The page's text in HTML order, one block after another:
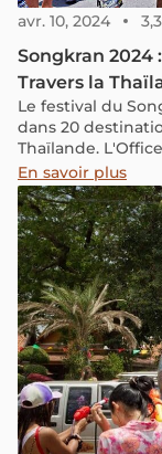
avr. 10, 2024
Songkran 2024
Travers la
Le festival du
dans 20
Thaïlande.
et les lieux de la
provinces et
pour le mois
voyageurs
En savoir plus